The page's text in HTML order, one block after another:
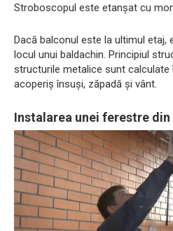
Stroboscopul este etanșat cu
Dacă balconul este la ultimul etaj,
locul unui baldachin. Principiul
structurile metalice sunt
acoperiș însuși, zăpadă și vânt.
Instalarea unei ferestre